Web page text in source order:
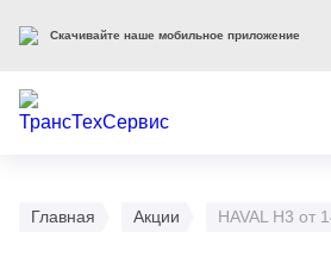
Главная Акции HAVAL H3 от
Скачивайте наше мобильное приложение